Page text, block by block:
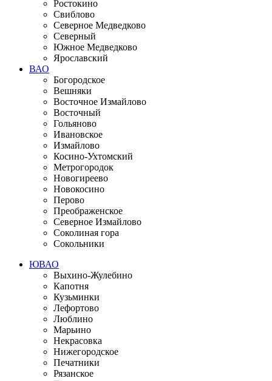
Ростокино
Свиблово
Северное Медведково
Северный
Южное Медведково
Ярославский
ВАО
Богородское
Вешняки
Восточное Измайлово
Восточный
Гольяново
Ивановское
Измайлово
Косино-Ухтомский
Метрогородок
Новогиреево
Новокосино
Перово
Преображенское
Северное Измайлово
Соколиная гора
Сокольники
ЮВАО
Выхино-Жулебино
Капотня
Кузьминки
Лефортово
Люблино
Марьино
Некрасовка
Нижегородское
Печатники
Рязанское